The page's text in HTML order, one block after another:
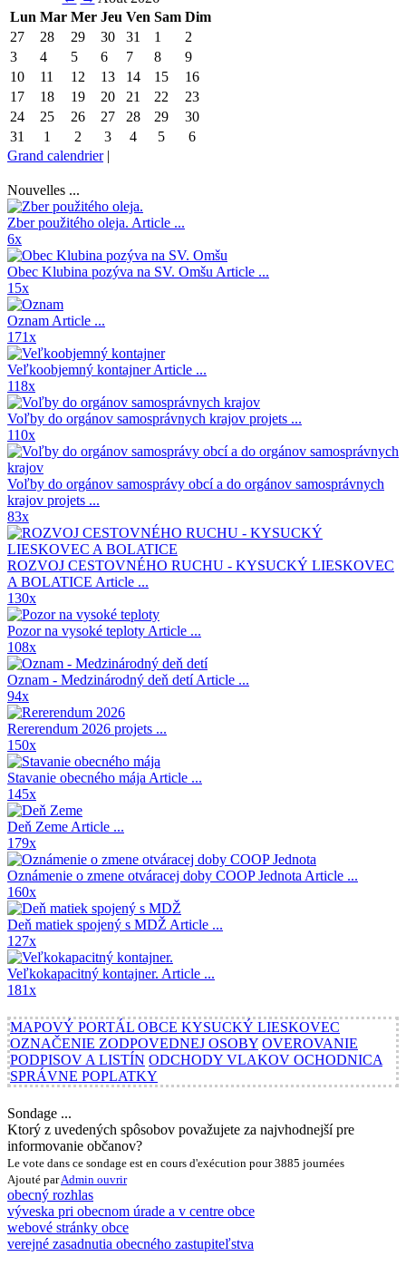
Lun Mar Mer Jeu Ven Sam Dim
27
28 29 30 31 1
2
3
4 5 6 7 8
9
10
11 12 13 14 15
16
17
18 19 20 21 22
23
24
25 26 27 28 29
30
31
1 2 3 4 5
6
Grand calendrier|
Nouvelles ...
Zber použitého oleja. Article ...
6x
Obec Klubina pozýva na SV. Omšu Article ...
15x
Oznam Article ...
171x
Veľkoobjemný kontajnerArticle ...
118x
Voľby do orgánov samosprávnych krajov projets ...
110x
Voľby do orgánov samosprávy obcí a do orgánov samosprávnych
krajov projets ...
83x
ROZVOJ CESTOVNÉHO RUCHU - KYSUCKÝ LIESKOVEC
A BOLATICE Article ...
130x
Pozor na vysoké teploty Article ...
108x
Oznam - Medzinárodný deň detíArticle ...
94x
Rererendum 2026 projets ...
150x
Stavanie obecného mája Article ...
145x
Deň Zeme Article ...
179x
Oznámenie o zmene otváracej doby COOP Jednota Article ...
160x
Deň matiek spojený s MDŽ Article ...
127x
Veľkokapacitný kontajner. Article ...
181x
MAPOVÝ PORTÁL OBCE KYSUCKÝ LIESKOVEC
OZNAČENIE ZODPOVEDNEJ OSOBY OVEROVANIE
PODPISOV A LISTÍN ODCHODY VLAKOV OCHODNICA
SPRÁVNE POPLATKY
Sondage ...
Ktorý z uvedených spôsobov považujete za najvhodnejší pre
informovanie občanov?
Le vote dans ce sondage est en cours d'exécution pour 3885 journées
Ajouté parAdmin ouvrir
obecný rozhlas
výveska pri obecnom úrade a v centre obce
webové stránky obce
verejné zasadnutia obecného zastupiteľstva